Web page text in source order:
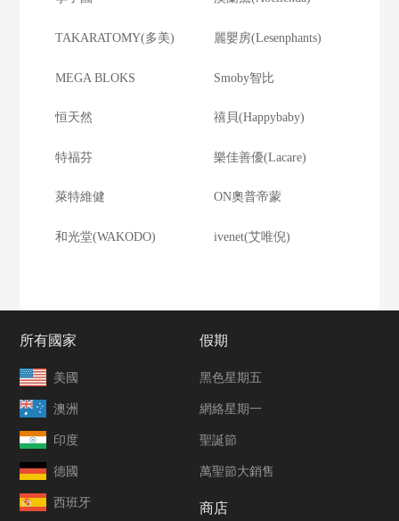
TAKARATOMY(多美) 麗嬰房(Lesenphants)
MEGA BLOKS Smoby智比
恒天然 禧貝(Happybaby)
特福芬 樂佳善優(Lacare)
萊特維健 ON奧普帝蒙
和光堂(WAKODO) ivenet(艾唯倪)
所有國家
美國
澳洲
印度
德國
西班牙
假期
黑色星期五
網絡星期一
聖誕節
萬聖節大銷售
商店